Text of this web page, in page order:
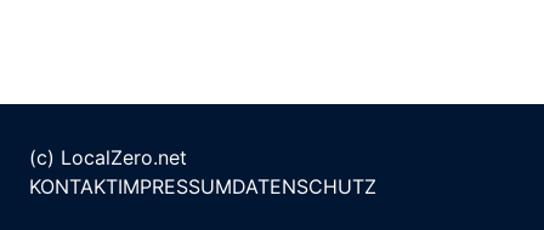
(c) LocalZero.net
KONTAKTIMPRESSUMDATENSCHUTZ